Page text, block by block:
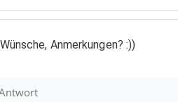
Anmerkungen? :))